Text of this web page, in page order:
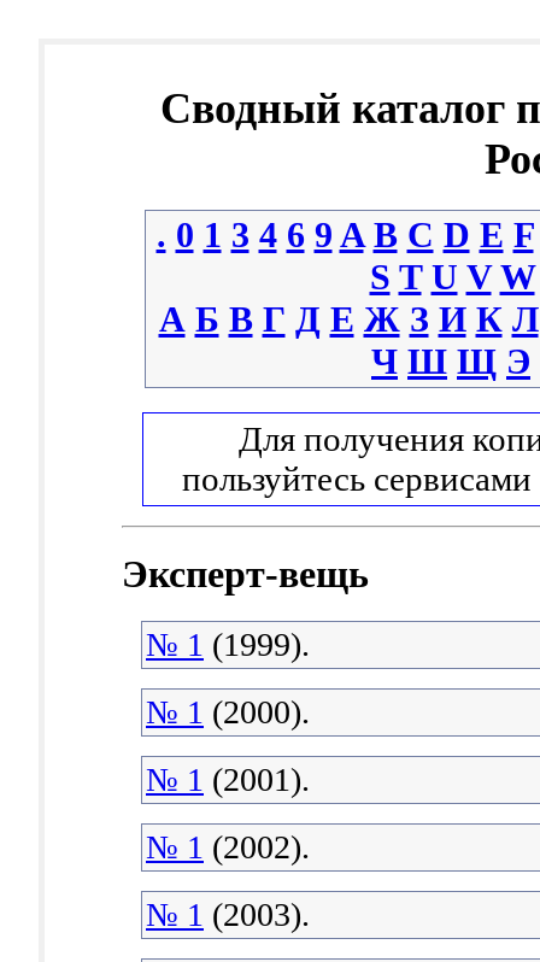
Сводный каталог
. 0 1 3 4 6 9 A B C D E F
S T U V W
А Б В Г Д Е Ж З И К Л
Ч Ш Щ Э
Для получения
пользуйтесь сервисами
Эксперт-вещь
№ 1 (1999).
№ 1 (2000).
№ 1 (2001).
№ 1 (2002).
№ 1 (2003).